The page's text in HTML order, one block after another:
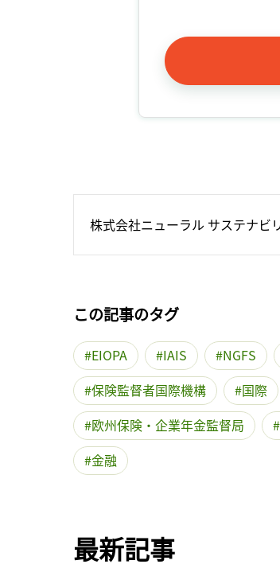
株式会社ニューラル サステナビ
この記事のタグ
EIOPA IAIS NGFS
保険監督者国際機構
国際
欧州保険・企業年金監督局
金融
最新記事